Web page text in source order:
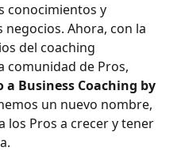
conocimientos y
Ahora, con la
del coaching
comunidad de Pros,
Business Coaching by
un nuevo nombre,
los Pros a crecer y tener